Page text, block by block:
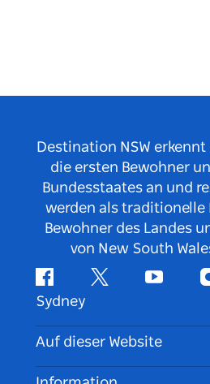
Destination NSW
die ersten Bewohner
Bundesstaates an und
werden als traditionelle
Bewohner des Landes
von New South
FacebookTwitter YouTube
Sydney
Kontaktieren Sie uns
Haftungsausschluss
Auf dieser Website
Reiseziele